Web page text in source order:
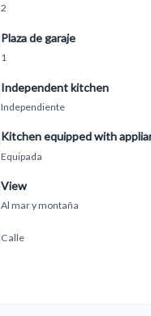
2
Plaza de garaje
1
Independent kitchen
Independiente
Kitchen equipped with
Equipada
View
Al mar y montaña
Calle